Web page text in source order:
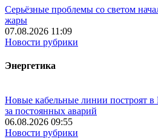
Серьёзные проблемы со светом
жары
07.08.2026 11:09
Новости рубрики
Энергетика
Новые кабельные линии построят в
за постоянных аварий
06.08.2026 09:55
Новости рубрики